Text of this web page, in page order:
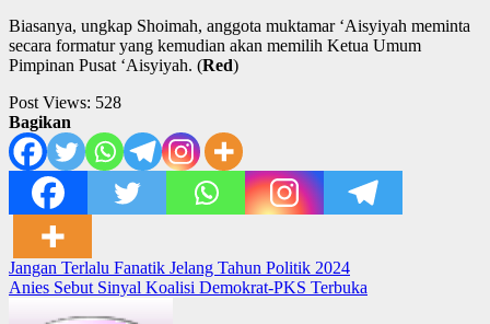
Biasanya, ungkap Shoimah, anggota muktamar ‘Aisyiyah meminta
secara formatur yang kemudian akan memilih Ketua Umum
Pimpinan Pusat ‘Aisyiyah. (Red)
Post Views: 528
Bagikan
Post
navigation
Jangan Terlalu Fanatik Jelang Tahun Politik 2024
Anies Sebut Sinyal Koalisi Demokrat-PKS Terbuka